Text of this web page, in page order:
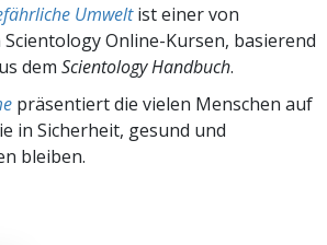
Umweltist einer von
Online-Kursen, basierend
dem Scientology Handbuch.
präsentiert die vielen Menschen auf
in Sicherheit, gesund und
bleiben.